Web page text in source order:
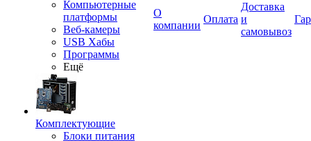
Компьютерные
платформы
Веб-камеры
USB Хабы
Программы
Ещё
Комплектующие
Блоки питания
О
компании
Оплата
Доставка
и
самовывоз